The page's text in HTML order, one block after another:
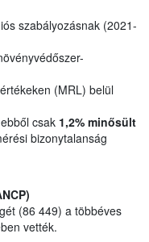
szabályozásnak (2021-
(MRL) belül
csak 1,2% minősült
bizonytalanság
(86 449) a többéves
vették.